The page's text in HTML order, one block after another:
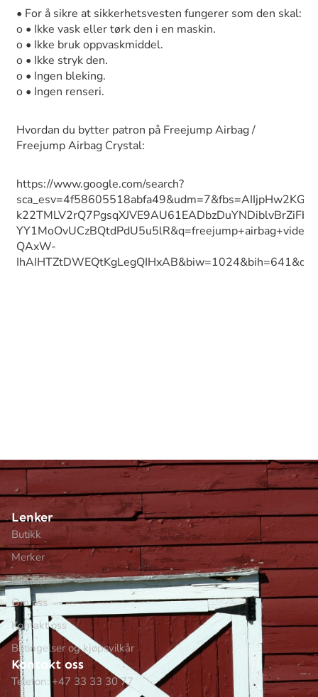
• For å sikre at sikkerhetsvesten fungerer som den skal:
o • Ikke vask eller tørk den i en maskin.
o • Ikke bruk oppvaskmiddel.
o • Ikke stryk den.
o • Ingen bleking.
o • Ingen renseri.
Hvordan du bytter patron på Freejump Airbag /
Freejump Airbag Crystal:
https://www.google.com/search?
QAxW-
Lenker
Butikk
Merker
Min side
Om oss
Kontakt oss
Betingelser og kjøpsvilkår
Kontakt oss
Telefon: +47 33 33 30 77